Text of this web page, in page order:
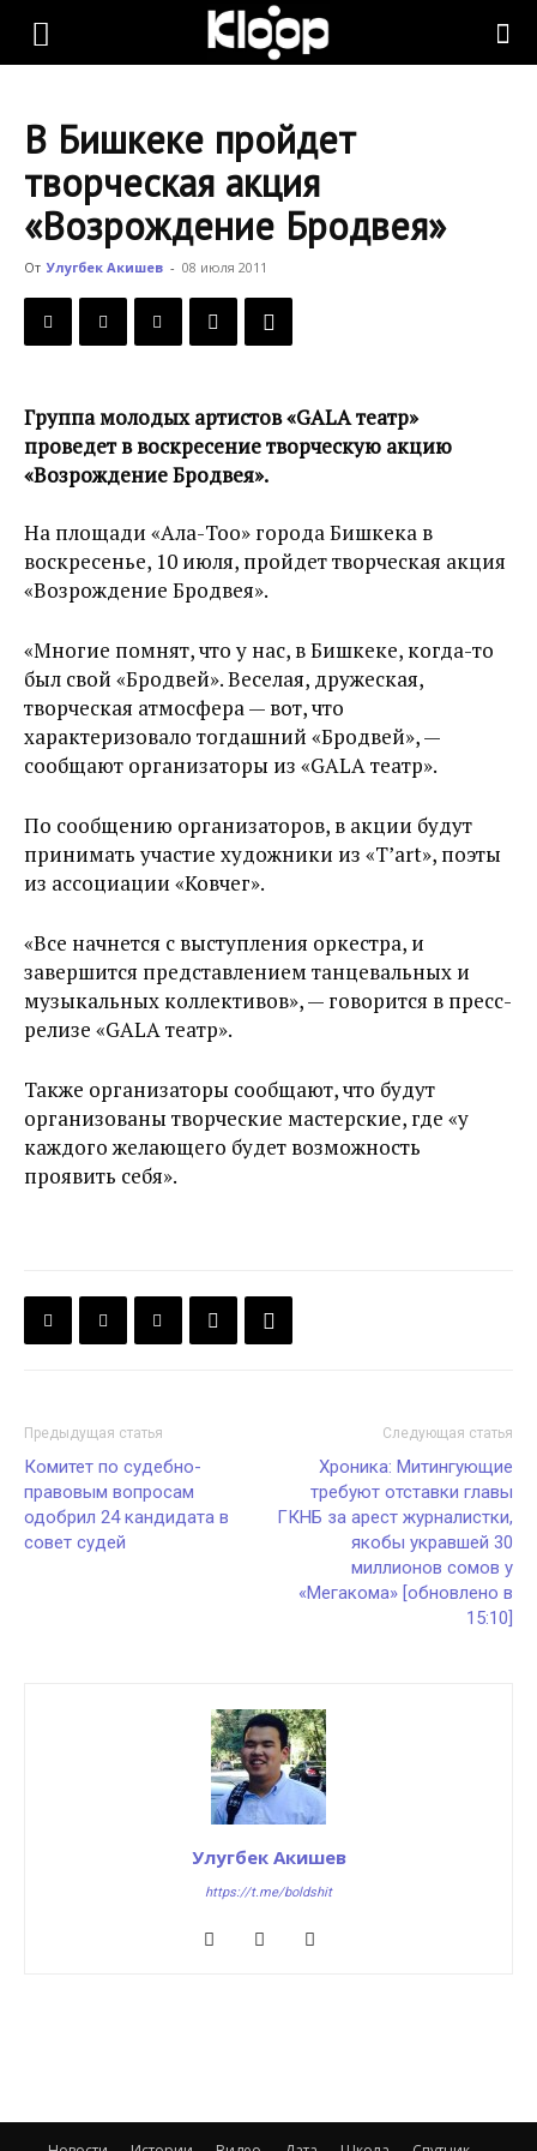
KLOOP.KG
Новости
Кыргызстана
В Бишкеке пройдет
творческая акция
«Возрождение Бродвея»
От Улугбек Акишев - 08 июля 2011
Группа молодых артистов «GALA театр»
проведет в воскресение творческую акцию
«Возрождение Бродвея».
На площади «Ала-Тоо» города Бишкека в
воскресенье, 10 июля, пройдет творческая акция
«Возрождение Бродвея».
«Многие помнят, что у нас, в Бишкеке, когда-то
был свой «Бродвей». Веселая, дружеская,
творческая атмосфера — вот, что
характеризовало тогдашний «Бродвей», —
сообщают организаторы из «GALA театр».
По сообщению организаторов, в акции будут
принимать участие художники из «T’art», поэты
из ассоциации «Ковчег».
«Все начнется с выступления оркестра, и
завершится представлением танцевальных и
музыкальных коллективов», — говорится в пресс-
релизе «GALA театр».
Также организаторы сообщают, что будут
организованы творческие мастерские, где «у
каждого желающего будет возможность
проявить себя».
Предыдущая статья
Комитет по судебно-
правовым вопросам
одобрил 24 кандидата в
совет судей
Следующая статья
Хроника: Митингующие
требуют отставки главы
ГКНБ за арест журналистки,
якобы укравшей 30
миллионов сомов у
«Мегакома» [обновлено в
15:10]
Улугбек Акишев
https://t.me/boldshit